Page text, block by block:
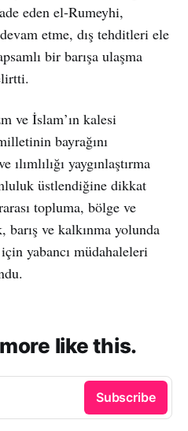
eden el-Rumeyhi,
etme, dış tehditleri ele
bir barışa ulaşma
ve İslam’ın kalesi
bayrağını
yaygınlaştırma
üstlendiğine dikkat
topluma, bölge ve
barış ve kalkınma yolunda
yabancı müdahaleleri
like this.
Subscribe